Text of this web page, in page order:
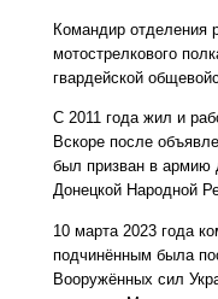
Командир отделения
мотострелкового
гвардейской
С 2011 года жил и
Вскоре после
был призван в армию
Донецкой Народной
10 марта 2023 года
подчинённым была
Вооружённых сил